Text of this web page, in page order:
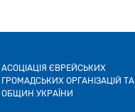
АСОЦІАЦІЯ ЄВРЕЙСЬКИХ
ГРОМАДСЬКИХ ОРГАНІЗАЦІЙ ТА
ОБЩИН УКРАЇНИ